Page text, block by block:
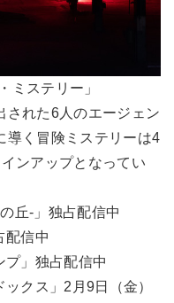
ミステリー」
された6人のエージェン
導く冒険ミステリーは4
ンアップとなってい
丘-」独占配信中
配信中
プ」独占配信中
クス」2月9日（金）